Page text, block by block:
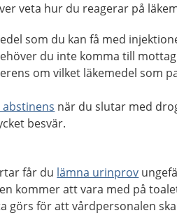
veta hur du reagerar på
som du kan få med
du inte komma till
om vilket läkemedel som
när du slutar med
besvär.
får du lämna urinprov
kommer att vara med på
görs för att vårdpersonalen